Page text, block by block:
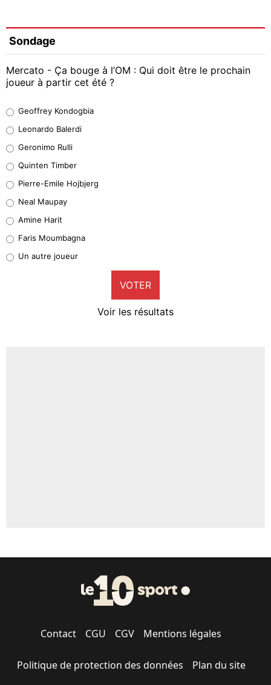
Sondage
Mercato - Ça bouge à l’OM : Qui doit être le prochain
joueur à partir cet été ?
38%
32%
5%
1%
9%
Geoffrey Kondogbia
Leonardo Balerdi
Geronimo Rulli
Quinten Timber
Pierre-Emile Hojbjerg
Neal Maupay
Amine Harit
Faris Moumbagna
Un autre joueur
VOTER
Voir les résultats
Contact CGU CGV Mentions légales
Politique de protection des données Plan du site